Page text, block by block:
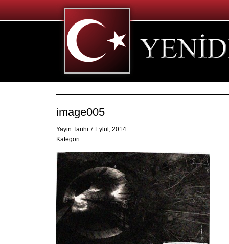
image005
Yayin Tarihi 7 Eylül, 2014
Kategori